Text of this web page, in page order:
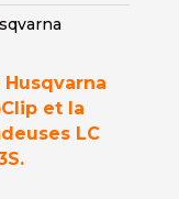
et la
LC